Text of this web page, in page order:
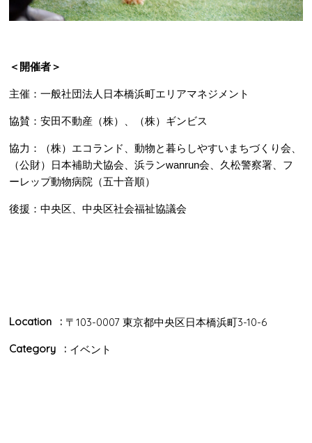
＜開催者＞
主催：一般社団法人日本橋浜町エリアマネジメント
協賛：安田不動産（株）、（株）ギンビス
協力：（株）エコランド、動物と暮らしやすいまちづくり会、
（公財）日本補助犬協会、浜ランwanrun会、久松警察署、フ
ーレップ動物病院（五十音順）
後援：中央区、中央区社会福祉協議会
Location
〒103-0007 東京都中央区日本橋浜町3-10-6
Category
イベント